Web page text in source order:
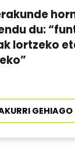
du:
lortzeko
GEHIAGO